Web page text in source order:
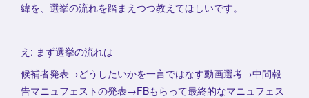
緯を、選挙の流れを踏まえつつ教えてほしいです。
え: まず選挙の流れは
候補者発表→どうしたいかを一言ではなす動画選考→中間報
告マニュフェストの発表→FBもらって最終的なマニュフェス